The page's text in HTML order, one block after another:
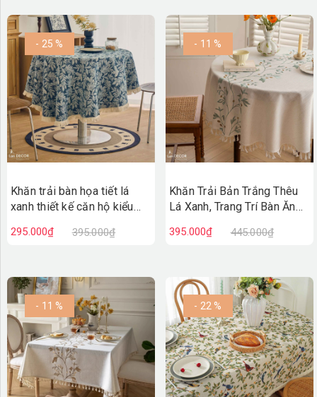
- 25 %
Khăn trải bàn họa tiết lá
xanh thiết kế căn hộ kiểu
295.000₫ 395.000₫
- 11 %
Khăn Trải Bản Trắng Thêu
Lá Xanh, Trang Trí Bàn Ăn
Tinh tế- TB595
395.000₫ 445.000₫
- 11 % - 22 %